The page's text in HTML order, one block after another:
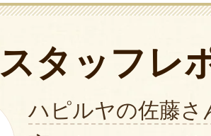
スタッフレ
ハピルヤの佐藤さ